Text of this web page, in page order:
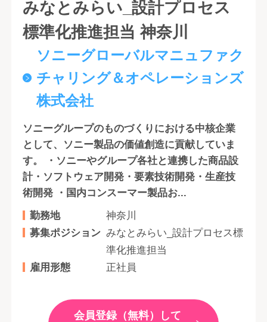
みなとみらい_設計プロセス
標準化推進担当 神奈川
ソニーグローバルマニュファク
チャリング＆オペレーションズ
株式会社
ソニーグループのものづくりにおける中核企業
として、ソニー製品の価値創造に貢献していま
す。 ・ソニーやグループ各社と連携した商品設
計・ソフトウェア開発・要素技術開発・生産技
術開発 ・国内コンスーマー製品お...
勤務地
神奈川
募集ポジション みなとみらい_設計プロセス標
準化推進担当
雇用形態
正社員
会員登録（無料）して